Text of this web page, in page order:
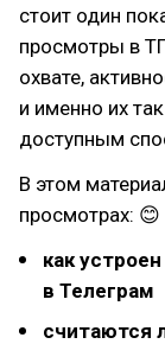
стоит один
просмотры в
охвате,
и именно их
доступным
В этом
просмотрах: 😊
как
в Телеграм
считаются